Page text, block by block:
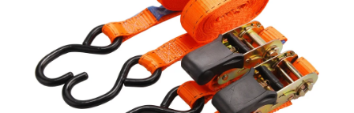
hvězdiček.